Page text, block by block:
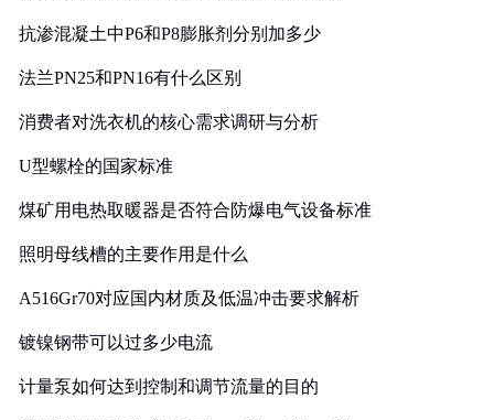
抗渗混凝土中P6和P8膨胀剂分别加多少
法兰PN25和PN16有什么区别
消费者对洗衣机的核心需求调研与分析
U型螺栓的国家标准
煤矿用电热取暖器是否符合防爆电气设备标准
照明母线槽的主要作用是什么
A516Gr70对应国内材质及低温冲击要求解析
镀镍钢带可以过多少电流
计量泵如何达到控制和调节流量的目的